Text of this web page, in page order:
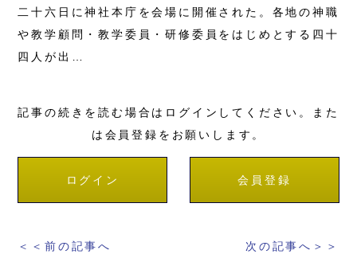
二十六日に神社本庁を会場に開催された。各地の神職
や教学顧問・教学委員・研修委員をはじめとする四十
四人が出…
記事の続きを読む場合はログインしてください。また
は会員登録をお願いします。
ログイン 会員登録
＜＜前の記事へ 次の記事へ＞＞